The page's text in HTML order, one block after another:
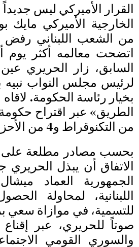
القرار الأميركي ليس
الخارجية الأميركي مايك
من الشعب اللبناني
اتضحت معالمه أكثر
السابق، زار الحريري
لرئيس مجلس النواب
بخيار رئاسة الحكومة.
من التكنوقراط و4 من الأحزاب السياسية،
بحسب مصادر مطلعة على
الاتفاق أن يبذل الحريري
الجمهورية العماد
اللبنانية، لمحاولة
صوتاً للحريري، عبر
والسوري القومي